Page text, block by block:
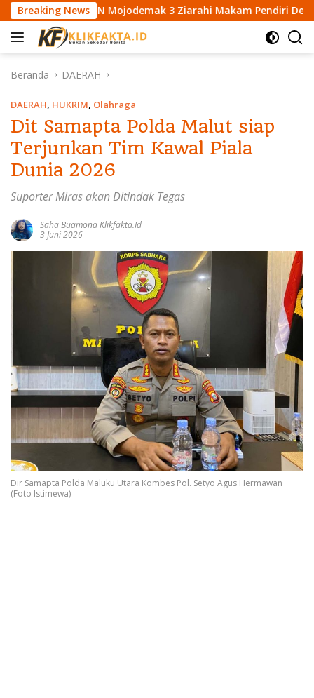
a
Breaking News
SDN Mojodemak 3 Ziarahi Makam Pendiri Desa
Beranda DAERAH
DAERAH, HUKRIM, Olahraga
Dit Samapta Polda Malut siap
Terjunkan Tim Kawal Piala
Dunia 2026
Suporter Miras akan Ditindak Tegas
Saha Buamona Klikfakta.id
3 Juni 2026
Dir Samapta Polda Maluku Utara Kombes Pol. Setyo Agus Hermawan
(Foto Istimewa)